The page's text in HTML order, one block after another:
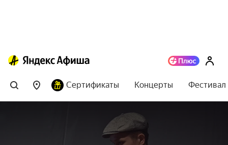
Сертификаты Концерты